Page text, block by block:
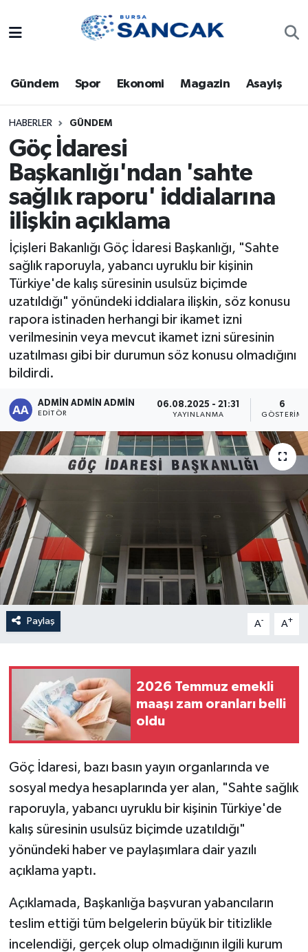
Gündem Spor Ekonomi Magazin Asayiş
HABERLER GÜNDEM
Göç İdaresi
Başkanlığı'ndan 'sahte
sağlık raporu' iddialarına
ilişkin açıklama
İçişleri Bakanlığı Göç İdaresi Başkanlığı, "Sahte
sağlık raporuyla, yabancı uyruklu bir kişinin
Türkiye'de kalış süresinin usulsüz biçimde
uzatıldığı" yönündeki iddialara ilişkin, söz konusu
rapora istinaden herhangi bir ikamet izni
verilmesinin veya mevcut ikamet izni süresinin
uzatılması gibi bir durumun söz konusu olmadığını
bildirdi.
ADMİN ADMİN ADMİN
EDITÖR
06.08.2025 - 21:31
YAYINLANMA
6
GÖSTERIM
Paylaş A- A+
2026 Temmuz emekli
maaşı zam oranları belli
oldu
Göç İdaresi, bazı basın yayın organlarında ve
sosyal medya hesaplarında yer alan, "Sahte sağlık
raporuyla, yabancı uyruklu bir kişinin Türkiye'de
kalış süresinin usulsüz biçimde uzatıldığı"
yönündeki haber ve paylaşımlara dair yazılı
açıklama yaptı.
Açıklamada, Başkanlığa başvuran yabancıların
teslim ettiği tüm belgelerin büyük bir titizlikle
incelendiği, gerçek olup olmadığının ilgili kurum
Bursa
Dünya
Eğitim
Ekonomi
Genel
Gündem
Magazin
Sağlık
Siyaset
Spor
Türkiye
Trafik Durumu
Süper Lig Puan Durumu ve Fikstür
Tüm Manşetler
Son Dakika Haberleri
Haber Arşivi